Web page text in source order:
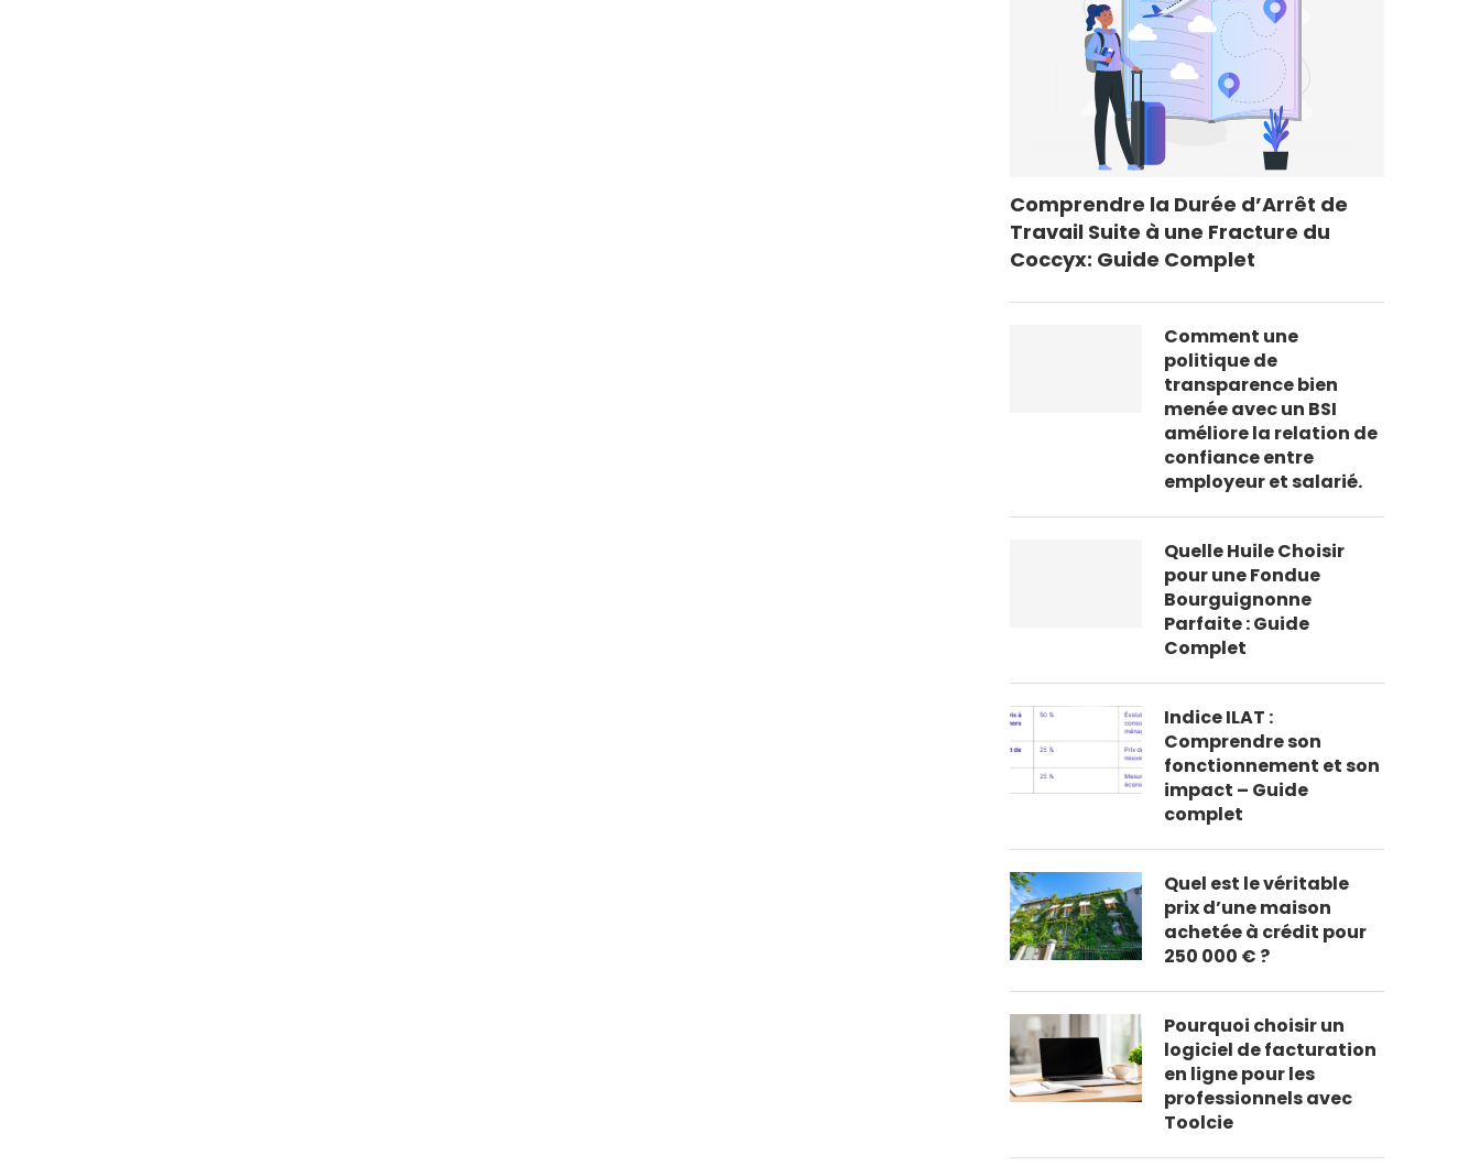
Comprendre la Durée d’Arrêt de
Travail Suite à une Fracture du
Coccyx: Guide Complet
Comment une
politique de
transparence bien
menée avec un BSI
améliore la relation de
confiance entre
employeur et salarié.
Quelle Huile Choisir
pour une Fondue
Bourguignonne
Parfaite : Guide
Complet
Indice ILAT :
Comprendre son
fonctionnement et son
impact – Guide
complet
Quel est le véritable
prix d’une maison
achetée à crédit pour
250 000 € ?
Pourquoi choisir un
logiciel de facturation
en ligne pour les
professionnels avec
Toolcie